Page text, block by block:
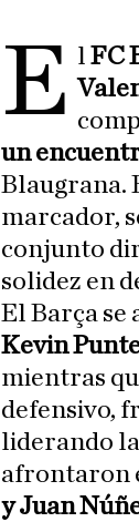
E lFC
un
Blaugrana.
marcador,
conjunto
solidez en
El Barça se
Kevin
mientras
defensivo,
liderando
afrontaron
y Juan